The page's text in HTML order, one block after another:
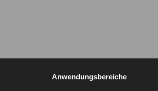
Anwendungsbereiche